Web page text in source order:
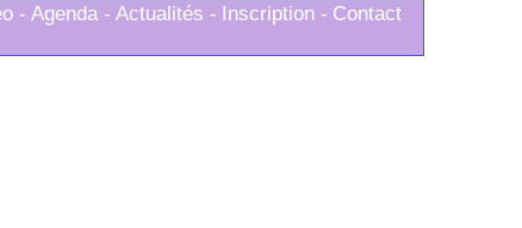
- Agenda - Actualités - Inscription - Contact